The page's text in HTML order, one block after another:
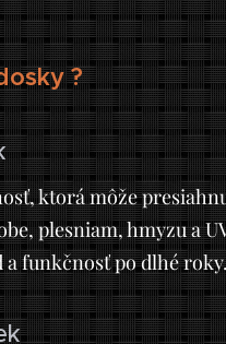
?
ktorá môže
plesniam, hmyzu a
a funkčnosť po dlhé